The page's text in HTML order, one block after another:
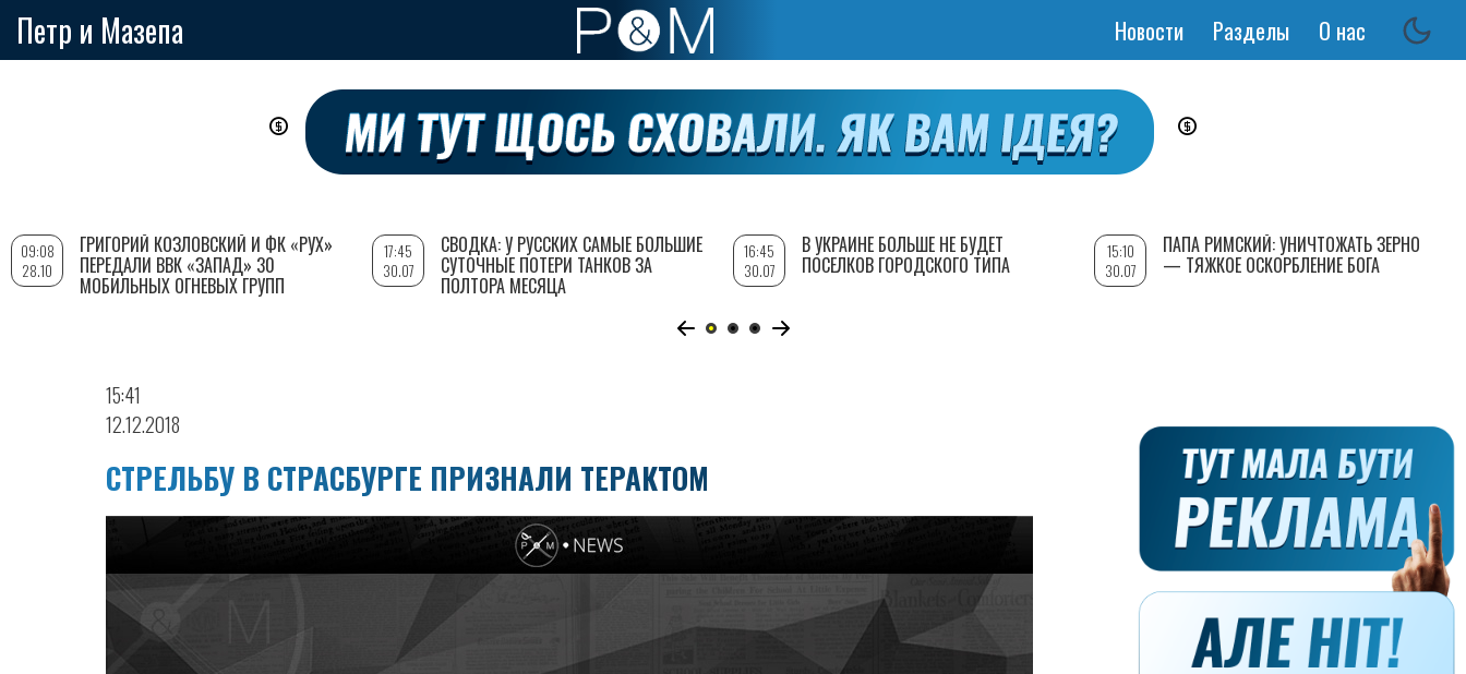
Петр и Мазепа
Основная
Новости Разделы О нас
15:41
12.12.2018
СТРЕЛЬБУ В СТРАСБУРГЕ ПРИЗНАЛИ ТЕРАКТОМ
09:08
28.10
ГРИГОРИЙ КОЗЛОВСКИЙ И ФК «РУХ»
ПЕРЕДАЛИ ВВК «ЗАПАД» 30
МОБИЛЬНЫХ ОГНЕВЫХ ГРУПП
17:45
30.07
СВОДКА: У РУССКИХ САМЫЕ БОЛЬШИЕ
СУТОЧНЫЕ ПОТЕРИ ТАНКОВ ЗА
ПОЛТОРА МЕСЯЦА
16:45
30.07
В УКРАИНЕ БОЛЬШЕ НЕ БУДЕТ
ПОСЕЛКОВ ГОРОДСКОГО ТИПА
15:10
30.07
ПАПА РИМСКИЙ: УНИЧТОЖАТЬ ЗЕРНО
— ТЯЖКОЕ ОСКОРБЛЕНИЕ БОГА